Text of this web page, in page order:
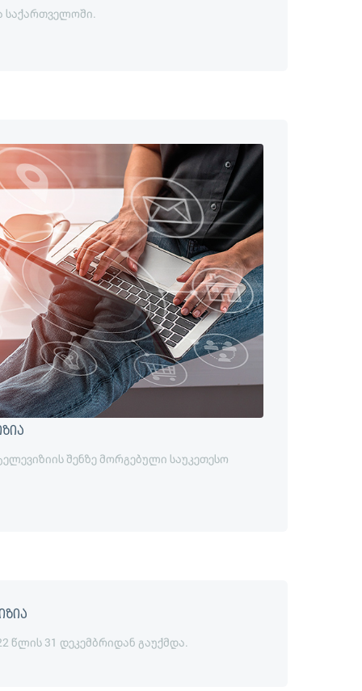
საქართველოში.
შენზე მორგებული საუკეთესო
წლის 31 დეკემბრიდან გაუქმდა.